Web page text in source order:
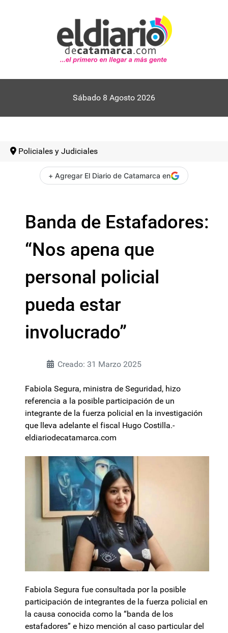
Sábado 8 Agosto 2026
Policiales y Judiciales
+ Agregar El Diario de Catamarca en
Banda de Estafadores:
“Nos apena que
personal policial
pueda estar
involucrado”
Creado: 31 Marzo 2025
Fabiola Segura, ministra de Seguridad, hizo
referencia a la posible participación de un
integrante de la fuerza policial en la investigación
que lleva adelante el fiscal Hugo Costilla.-
eldiariodecatamarca.com
Fabiola Segura fue consultada por la posible
participación de integrantes de la fuerza policial en
la causa conocida como la “banda de los
estafadores” e hizo mención al caso particular del